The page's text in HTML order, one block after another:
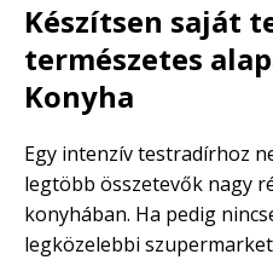
Készítsen saját
természetes
Konyha
Egy intenzív testradírhoz
legtöbb összetevők nagy
konyhában. Ha pedig
legközelebbi